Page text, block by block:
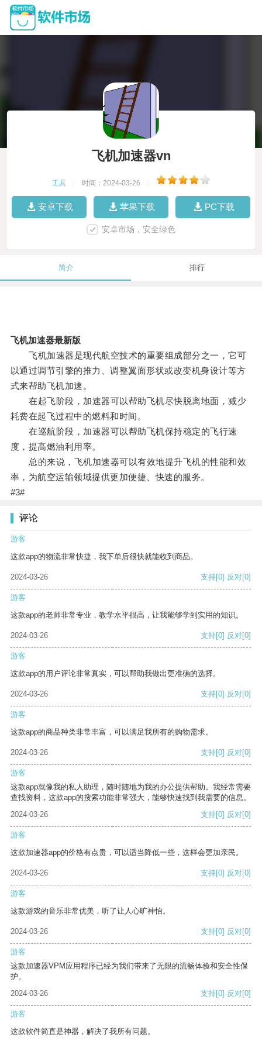
飞机加速器vn
工具 时间：2024-03-26
安卓下载 苹果下载 PC下载
安卓市场，安全绿色
简介 排行
飞机加速器最新版
飞机加速器是现代航空技术的重要组成部分之一，它可
以通过调节引擎的推力、调整翼面形状或改变机身设计等方
式来帮助飞机加速。
在起飞阶段，加速器可以帮助飞机尽快脱离地面，减少
耗费在起飞过程中的燃料和时间。
在巡航阶段，加速器可以帮助飞机保持稳定的飞行速
度，提高燃油利用率。
总的来说，飞机加速器可以有效地提升飞机的性能和效
率，为航空运输领域提供更加便捷、快速的服务。
#3#
评论
游客
这款app的物流非常快捷，我下单后很快就能收到商品。
2024-03-26 支持[0] 反对[0]
游客
这款app的老师非常专业，教学水平很高，让我能够学到实用的知识。
2024-03-26 支持[0] 反对[0]
游客
这款app的用户评论非常真实，可以帮助我做出更准确的选择。
2024-03-26 支持[0] 反对[0]
游客
这款app的商品种类非常丰富，可以满足我所有的购物需求。
2024-03-26 支持[0] 反对[0]
游客
这款app就像我的私人助理，随时随地为我的办公提供帮助。我经常需要
查找资料，这款app的搜索功能非常强大，能够快速找到我需要的信息。
2024-03-26
支持[0] 反对[0]
游客
这款加速器app的价格有点贵，可以适当降低一些，这样会更加亲民。
2024-03-26 支持[0] 反对[0]
游客
这款游戏的音乐非常优美，听了让人心旷神怡。
2024-03-26 支持[0] 反对[0]
游客
这款加速器VPM应用程序已经为我们带来了无限的流畅体验和安全性保
护。
2024-03-26
支持[0] 反对[0]
游客
这款软件简直是神器，解决了我所有问题。